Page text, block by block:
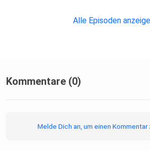
Alle Episoden
Kommentare (0)
Melde Dich an, um einen Kommentar